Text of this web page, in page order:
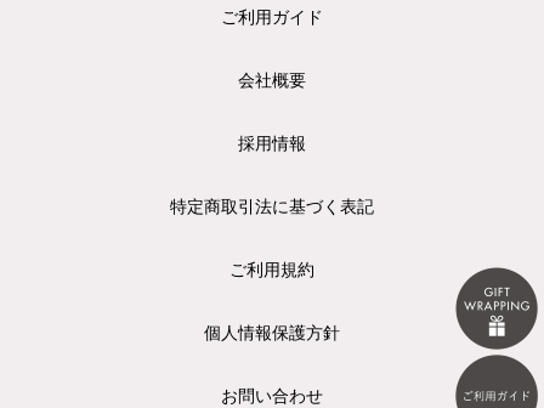
ご利用ガイド
会社概要
採用情報
特定商取引法に基づく表記
ご利用規約
個人情報保護方針
お問い合わせ